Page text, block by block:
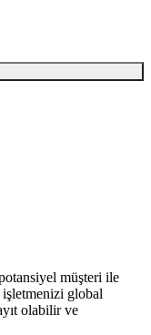
müşteri ile
işletmenizi global
olabilir ve